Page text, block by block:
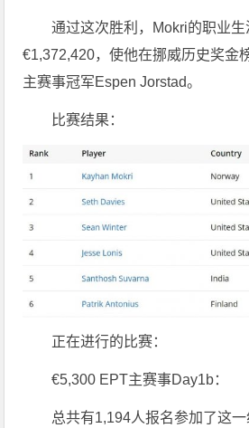
通过这次胜利，Mokri的职业生
€1,372,420，使他在挪威历史奖金
主赛事冠军Espen Jorstad。
比赛结果：
正在进行的比赛：
€5,300 EPT主赛事Day1b：
总共有1,194人报名参加了这